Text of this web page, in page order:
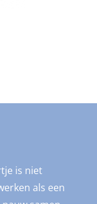
is niet
als een